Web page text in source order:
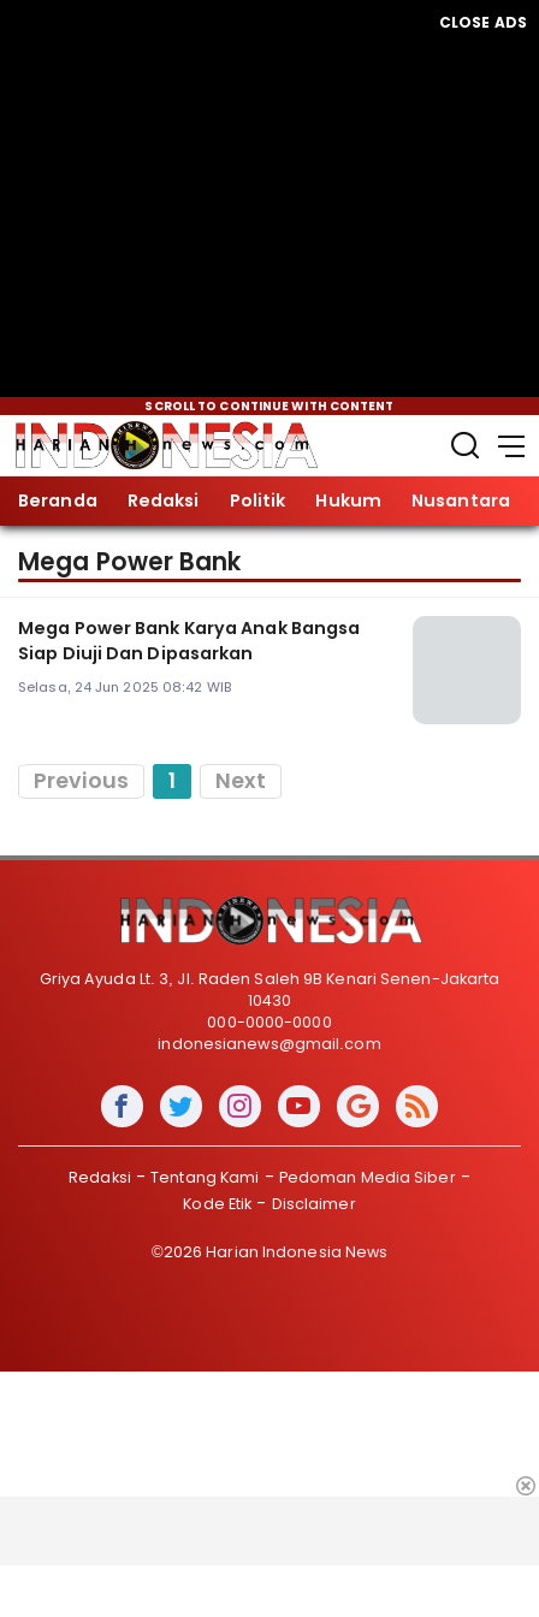
CLOSE ADS
SCROLL TO CONTINUE WITH CONTENT
Beranda Redaksi Politik Hukum Nusantara
Mega Power Bank
Mega Power Bank Karya Anak Bangsa
Siap Diuji Dan Dipasarkan
Selasa, 24 Jun 2025 08:42 WIB
Previous 1 Next
Griya Ayuda Lt. 3, Jl. Raden Saleh 9B Kenari Senen-Jakarta
10430
000-0000-0000
indonesianews@gmail.com
Redaksi Tentang Kami
Pedoman Media Siber
Kode Etik
Disclaimer
©2026 Harian Indonesia News